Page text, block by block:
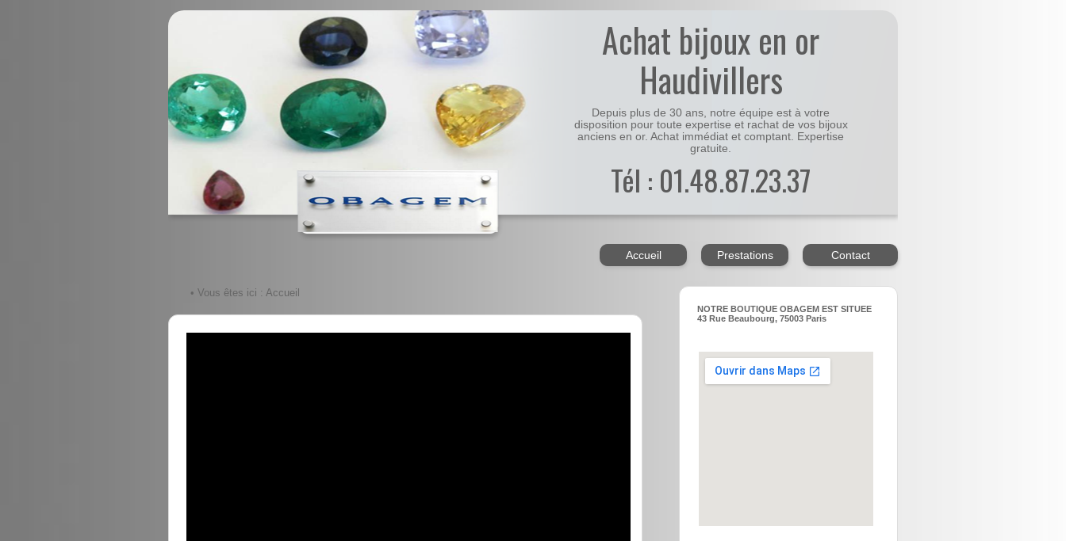
Achat bijoux en or
Haudivillers
Depuis plus de 30 ans, notre équipe est à votre
disposition pour toute expertise et rachat de vos bijoux
anciens en or. Achat immédiat et comptant. Expertise
gratuite.
Tél : 01.48.87.23.37
Accueil Prestations Contact
• Vous êtes ici : Accueil
NOTRE BOUTIQUE OBAGEM EST SITUEE
43 Rue Beaubourg, 75003 Paris